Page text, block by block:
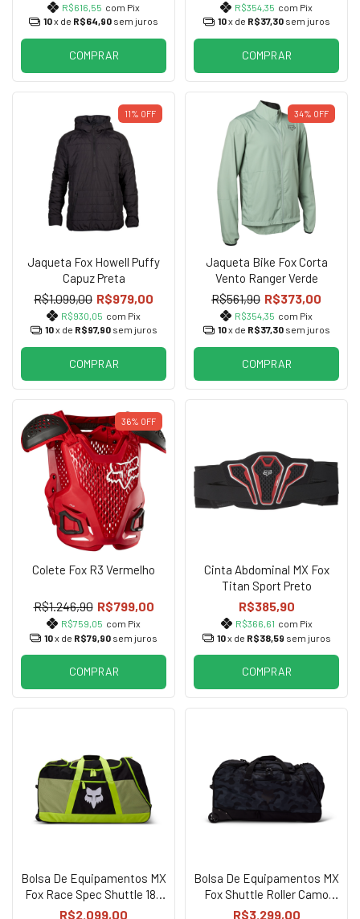
R$616,55 com Pix
10x de R$64,90 sem juros
COMPRAR
R$354,35 com Pix
10x de R$37,30sem juros
COMPRAR
11% OFF
Jaqueta Fox Howell Puffy
Capuz Preta
R$1.099,00 R$979,00
R$930,05 com Pix
10x de R$97,90sem juros
COMPRAR
34% OFF
Jaqueta Bike Fox Corta
Vento Ranger Verde
R$561,90 R$373,00
R$354,35 com Pix
10x de R$37,30sem juros
COMPRAR
36% OFF
Colete Fox R3 Vermelho
R$1.246,90 R$799,00
R$759,05 com Pix
10x de R$79,90 sem juros
COMPRAR
Cinta Abdominal MX Fox
Titan Sport Preto
R$385,90
R$366,61 com Pix
10x de R$38,59 sem juros
COMPRAR
Bolsa De Equipamentos MX
Fox Race Spec Shuttle 180
Roller Cinza
R$2.099,00
Bolsa De Equipamentos MX
Fox Shuttle Roller Camo
Preto
R$3.299,00